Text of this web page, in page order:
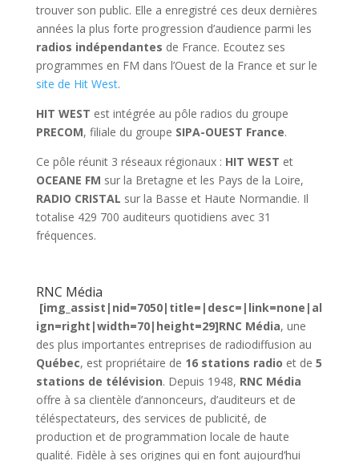
trouver son public. Elle a enregistré ces deux dernières
années la plus forte progression d’audience parmi les
radios indépendantes de France. Ecoutez ses
programmes en FM dans l’Ouest de la France et sur le
site de Hit West.
HIT WEST est intégrée au pôle radios du groupe
PRECOM, filiale du groupe SIPA-OUEST France.
Ce pôle réunit 3 réseaux régionaux : HIT WEST et
OCEANE FM sur la Bretagne et les Pays de la Loire,
RADIO CRISTAL sur la Basse et Haute Normandie. Il
totalise 429 700 auditeurs quotidiens avec 31
fréquences.
RNC Média
[img_assist|nid=7050|title=|desc=|link=none|al
ign=right|width=70|height=29]RNC Média, une
des plus importantes entreprises de radiodiffusion au
Québec, est propriétaire de 16 stations radio et de 5
stations de télévision. Depuis 1948, RNC Média
offre à sa clientèle d’annonceurs, d’auditeurs et de
téléspectateurs, des services de publicité, de
production et de programmation locale de haute
qualité. Fidèle à ses origines qui en font aujourd’hui